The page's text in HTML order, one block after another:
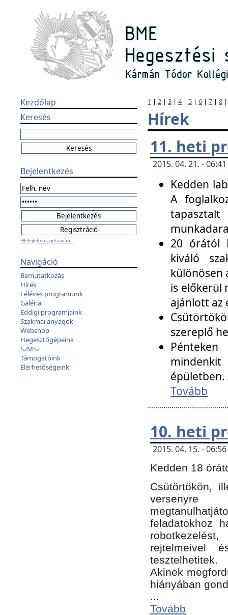
Kezdőlap
Keresés
Bejelentkezés
Elfelejtettem a jelszavam...
Navigáció
Bemutatkozás
Hírek
Féléves programunk
Galéria
Eddigi programjaink
Szakmai anyagok
Webshop
Hegesztőgépeink
SzMSz
Támogatóink
Elérhetőségeink
1 | 2 | 3 | 4| 5 | 6 | 7 | 8
Hírek
11. heti
2015. 04. 21. -
Kedden
A
20 órától
kiváló
különösen
is előkerül
ajánlott az
szereplő
épületben.
Tovább
10. heti
2015. 04. 15. -
Kedden 18
Csütörtökön,
versenyre
feladatokhoz
rejtelmeivel
tesztelhetitek.
Akinek
hiányában
...
Tovább